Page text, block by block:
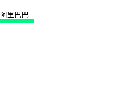
阿里巴巴